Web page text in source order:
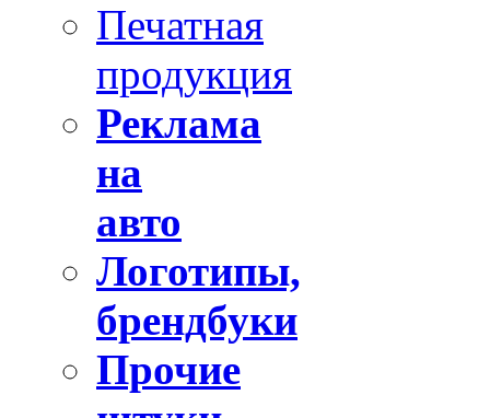
Печатная
продукция
Реклама
на
авто
Логотипы,
брендбуки
Прочие